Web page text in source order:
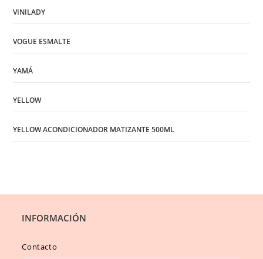
VINILADY
VOGUE ESMALTE
YAMÁ
YELLOW
YELLOW ACONDICIONADOR MATIZANTE 500ML
INFORMACIÓN
Contacto